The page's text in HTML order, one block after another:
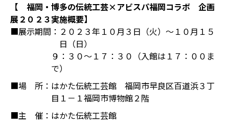
【 福岡・博多の伝統工芸×アビスパ福岡コラボ 企画
展２０２３実施概要】
■展示期間： ２０２３年１０月３日（火）～１０月１５
日（日）
９：３０～１７：３０（入館は１７：００ま
で）
■場 所： はかた伝統工芸館 福岡市早良区百道浜３丁
目１－１福岡市博物館２階
■主 催： はかた伝統工芸館